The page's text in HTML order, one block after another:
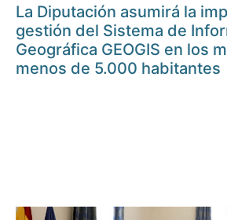
La Diputación asumirá la
gestión del Sistema de
Geográfica GEOGIS en los
menos de 5.000 habitantes